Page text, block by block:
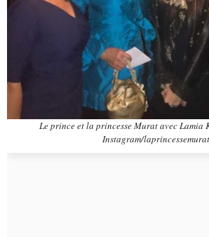
Le prince et la princesse Murat avec Lamia
Instagram/